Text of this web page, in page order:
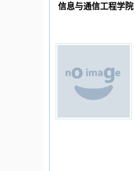
信息与通信工程学院